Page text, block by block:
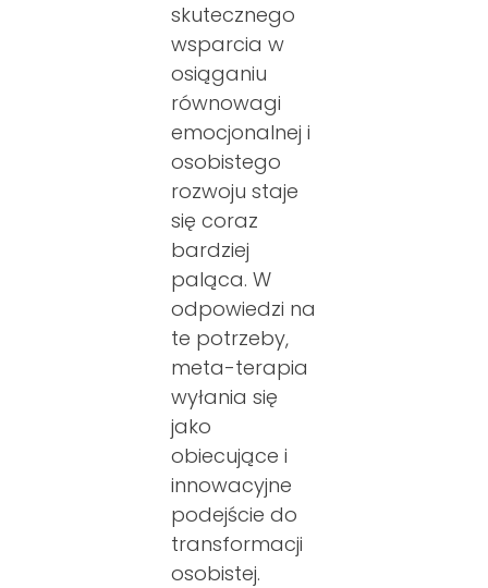
skutecznego
wsparcia w
osiąganiu
równowagi
emocjonalnej i
osobistego
rozwoju staje
się coraz
bardziej
paląca. W
odpowiedzi na
te potrzeby,
meta-terapia
wyłania się
jako
obiecujące i
innowacyjne
podejście do
transformacji
osobistej.